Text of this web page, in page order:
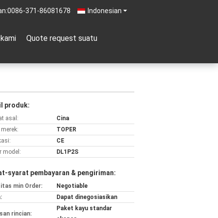
Indonesian
0086-371-86081678
Quote request suatu
produk:
asal:
Cina
TOPER
CE
model:
DL1P2S
syarat pembayaran & pengiriman:
min Order:
Negotiable
Dapat dinegosiasikan
rincian:
Paket kayu standar